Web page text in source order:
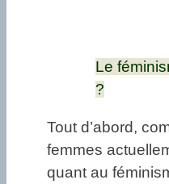
Le
?
Tout d’abord,
femmes
quant au